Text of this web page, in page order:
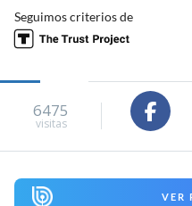
Seguimos criterios de
6475
visitas
VER